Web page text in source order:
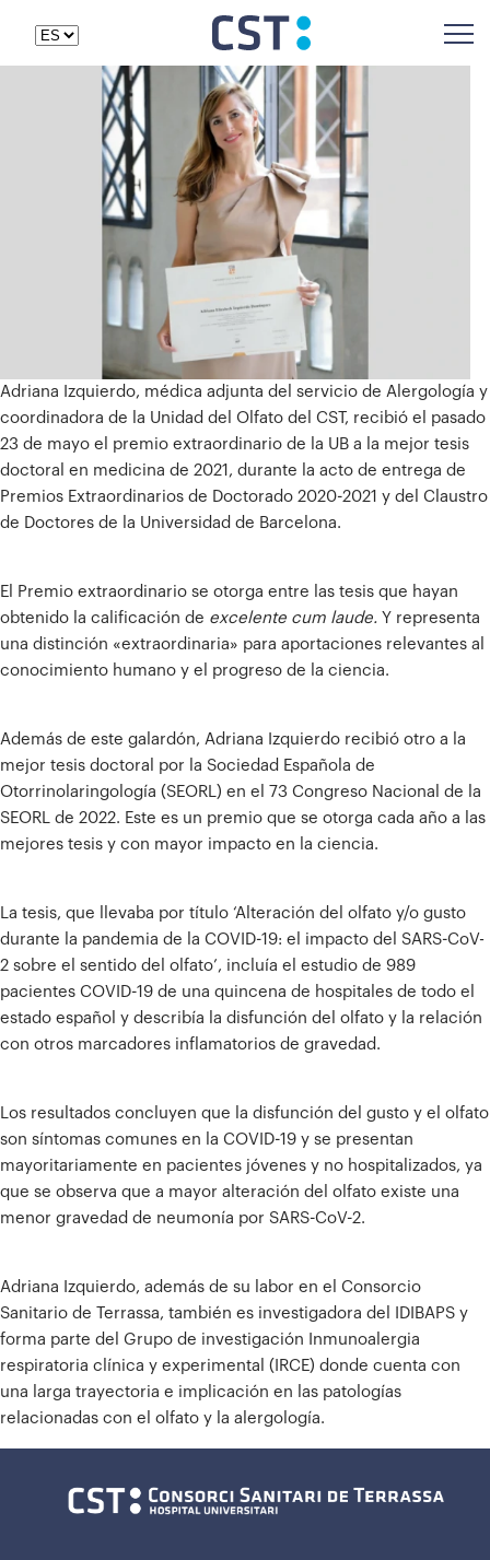
Adriana Izquierdo, médica adjunta del servicio de Alergología y
coordinadora de la Unidad del Olfato del CST, recibió el pasado
23 de mayo el premio extraordinario de la UB a la mejor tesis
doctoral en medicina de 2021, durante la acto de entrega de
Premios Extraordinarios de Doctorado 2020-2021 y del Claustro
de Doctores de la Universidad de Barcelona.
El Premio extraordinario se otorga entre las tesis que hayan
obtenido la calificación de excelente cum laude. Y representa
una distinción «extraordinaria» para aportaciones relevantes al
conocimiento humano y el progreso de la ciencia.
Además de este galardón, Adriana Izquierdo recibió otro a la
mejor tesis doctoral por la Sociedad Española de
Otorrinolaringología (SEORL) en el 73 Congreso Nacional de la
SEORL de 2022. Este es un premio que se otorga cada año a las
mejores tesis y con mayor impacto en la ciencia.
La tesis, que llevaba por título ‘Alteración del olfato y/o gusto
durante la pandemia de la COVID-19: el impacto del SARS-CoV-
2 sobre el sentido del olfato’, incluía el estudio de 989
pacientes COVID-19 de una quincena de hospitales de todo el
estado español y describía la disfunción del olfato y la relación
con otros marcadores inflamatorios de gravedad.
Los resultados concluyen que la disfunción del gusto y el olfato
son síntomas comunes en la COVID-19 y se presentan
mayoritariamente en pacientes jóvenes y no hospitalizados, ya
que se observa que a mayor alteración del olfato existe una
menor gravedad de neumonía por SARS-CoV-2.
Adriana Izquierdo, además de su labor en el Consorcio
Sanitario de Terrassa, también es investigadora del IDIBAPS y
forma parte del Grupo de investigación Inmunoalergia
respiratoria clínica y experimental (IRCE) donde cuenta con
una larga trayectoria e implicación en las patologías
relacionadas con el olfato y la alergología.